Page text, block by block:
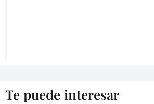
Te puede interesar